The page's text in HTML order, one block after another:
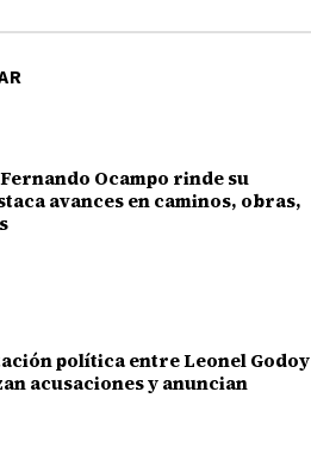
Ocampo rinde su
avances en caminos, obras,
política entre Leonel Godoy
acusaciones y anuncian